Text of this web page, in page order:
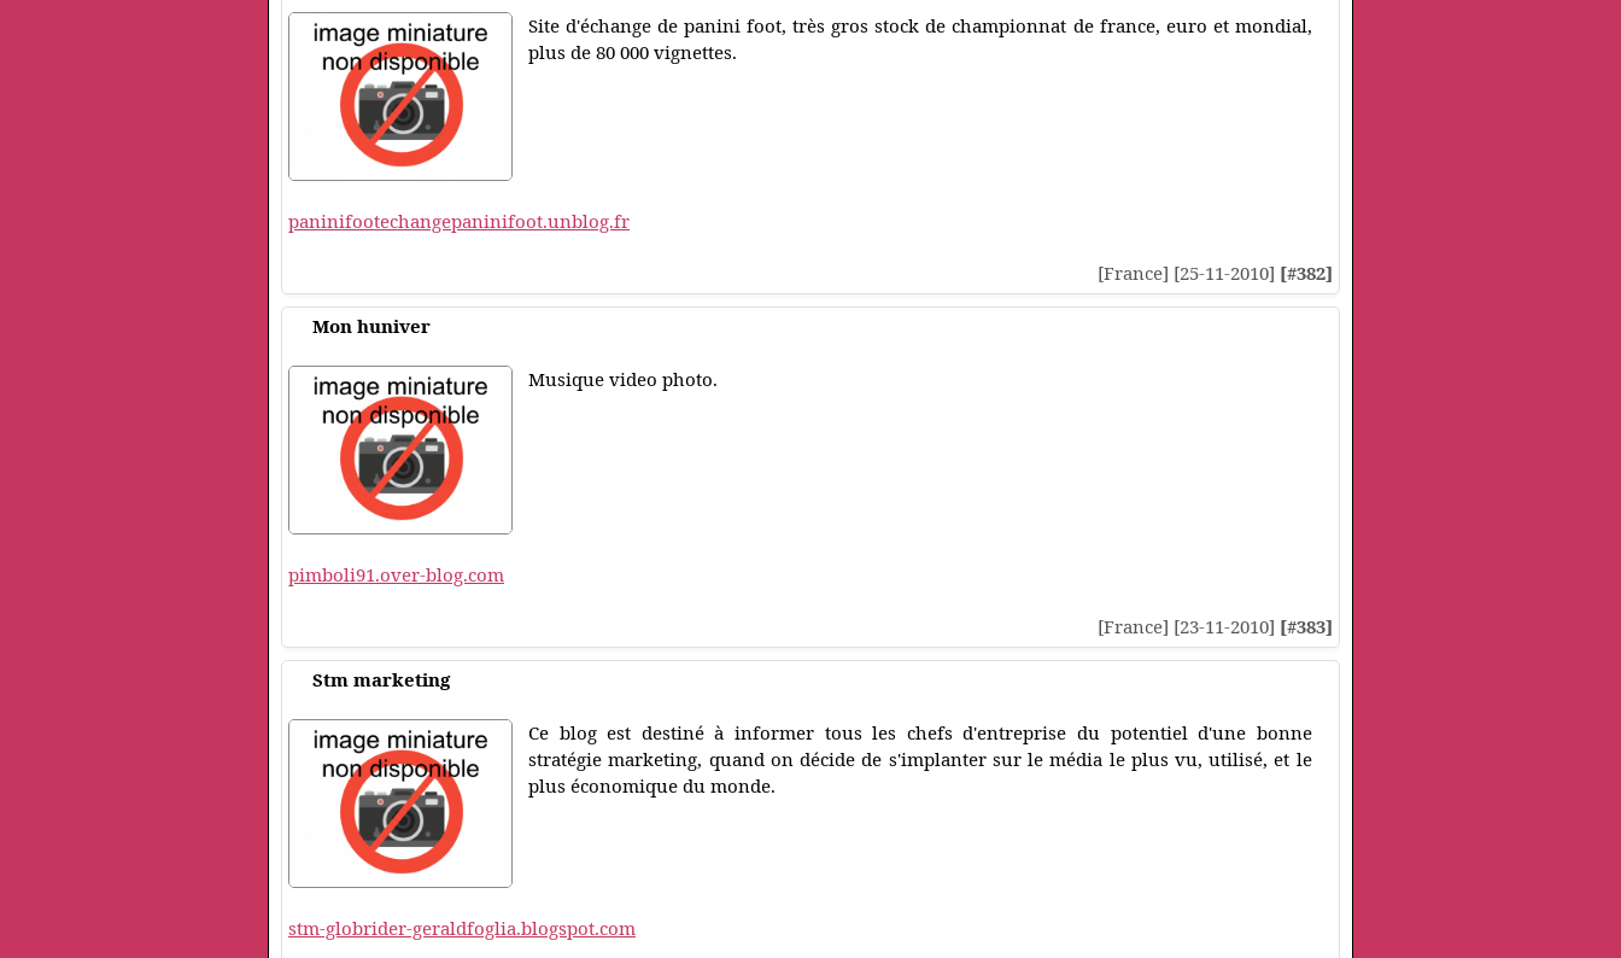
Site d'échange de panini foot, très gros stock de championnat de france, euro et mondial,
plus de 80 000 vignettes.
paninifootechangepaninifoot.unblog.fr
[France] [25-11-2010] [#382]
Mon huniver
Musique video photo.
pimboli91.over-blog.com
[France] [23-11-2010] [#383]
Stm marketing
Ce blog est destiné à informer tous les chefs d'entreprise du potentiel d'une bonne
stratégie marketing, quand on décide de s'implanter sur le média le plus vu, utilisé, et le
plus économique du monde.
stm-globrider-geraldfoglia.blogspot.com